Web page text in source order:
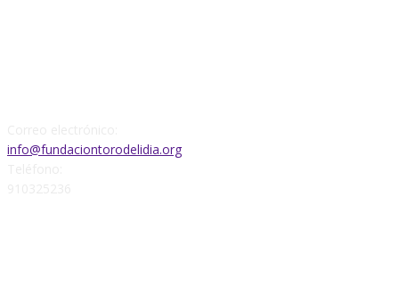
info@fundaciontorodelidia.org